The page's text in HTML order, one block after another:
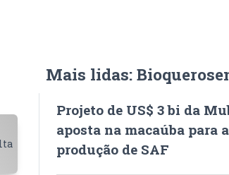
Mais lidas:
Projeto de US$ 3 bi da
aposta na macaúba para
produção de SAF